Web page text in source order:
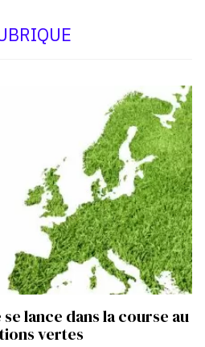
lance dans la course au
vertes